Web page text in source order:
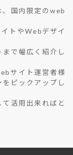
国内限定のweb
トやWebデザイ
で幅広く紹介し
サイト運営者様
ピックアップし
活用出来ればと